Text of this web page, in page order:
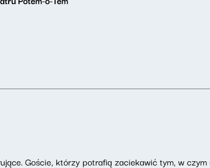
Goście, którzy potrafią zaciekawić tym, w